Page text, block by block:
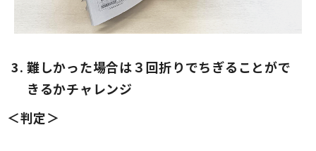
難しかった場合は３回折りでちぎることがで
きるかチャレンジ
＜判定＞